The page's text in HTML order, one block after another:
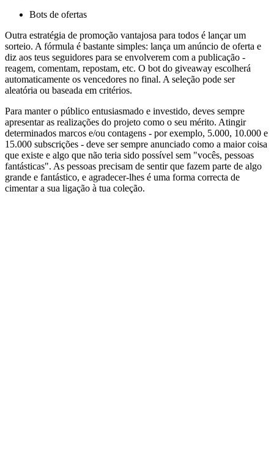
Bots de ofertas
Outra estratégia de promoção vantajosa para todos é lançar um
sorteio. A fórmula é bastante simples: lança um anúncio de oferta e
diz aos teus seguidores para se envolverem com a publicação -
reagem, comentam, repostam, etc. O bot do giveaway escolherá
automaticamente os vencedores no final. A seleção pode ser
aleatória ou baseada em critérios.
Para manter o público entusiasmado e investido, deves sempre
apresentar as realizações do projeto como o seu mérito. Atingir
determinados marcos e/ou contagens - por exemplo, 5.000, 10.000 e
15.000 subscrições - deve ser sempre anunciado como a maior coisa
que existe e algo que não teria sido possível sem "vocês, pessoas
fantásticas". As pessoas precisam de sentir que fazem parte de algo
grande e fantástico, e agradecer-lhes é uma forma correcta de
cimentar a sua ligação à tua coleção.